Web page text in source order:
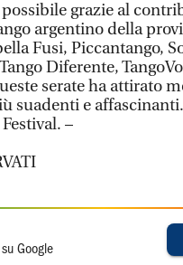
possibile grazie al
argentino della
Fusi, Piccantango,
Diferente,
serate ha attirato
suadenti e
–
Google